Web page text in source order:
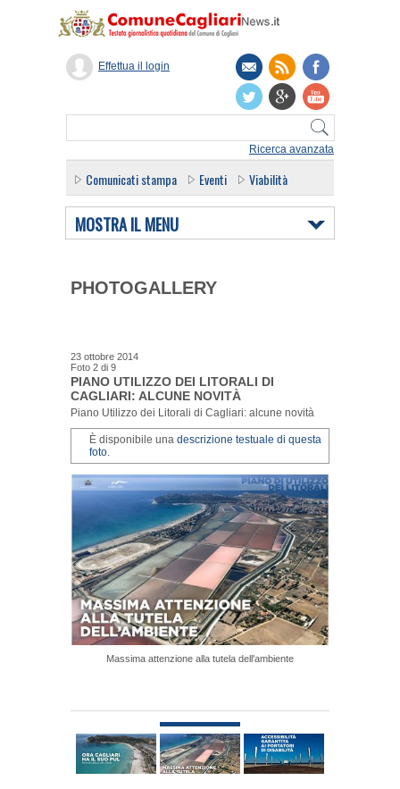
Ricerca avanzata
Effettua il login
Comunicati stampa Eventi Viabilità
MOSTRA IL MENU
PHOTOGALLERY
23 ottobre 2014
Foto 2 di 9
PIANO UTILIZZO DEI LITORALI DI
CAGLIARI: ALCUNE NOVITÀ
Piano Utilizzo dei Litorali di Cagliari: alcune novità
È disponibile una descrizione testuale di questa
foto.
Massima attenzione alla tutela dell'ambiente